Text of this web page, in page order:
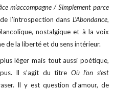
m’accompagne / Simplement parce
l’introspection dans L’Abondance,
nostalgique et à la voix
de la liberté et du sens intérieur.
léger mais tout aussi poétique,
Il s’agit du titre Où l’on s’est
Il y est question d’amour, de